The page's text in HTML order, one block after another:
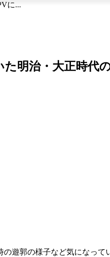
に...
た明治・大正時
遊郭の様子など気になっ